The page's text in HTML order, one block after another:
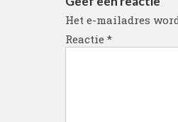
Het e-mailadres
Reactie *